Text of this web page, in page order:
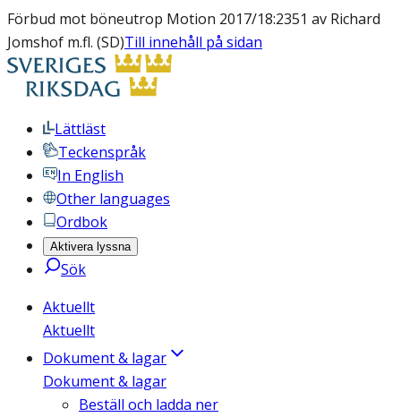
Förbud mot böneutrop Motion 2017/18:2351 av Richard
Jomshof m.fl. (SD)Till innehåll på sidan
Lättläst
Teckenspråk
In English
Other languages
Ordbok
Aktivera lyssna
Sök
Aktuellt
Aktuellt
Dokument & lagar
Dokument & lagar
Beställ och ladda ner